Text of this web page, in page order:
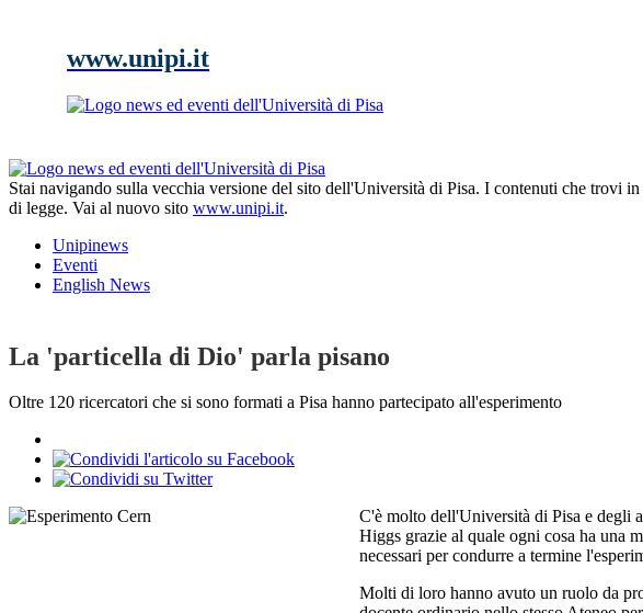
www.unipi.it
Stai navigando sulla vecchia versione del sito dell'Università di Pisa. I contenuti che trovi
di legge. Vai al nuovo sito www.unipi.it.
Unipinews
Eventi
English News
La 'particella di Dio' parla pisano
Oltre 120 ricercatori che si sono formati a Pisa hanno partecipato all'esperimento
C'è molto dell'Università di Pisa e degli
Higgs grazie al quale ogni cosa ha una
necessari per condurre a termine
Molti di loro hanno avuto un ruolo da